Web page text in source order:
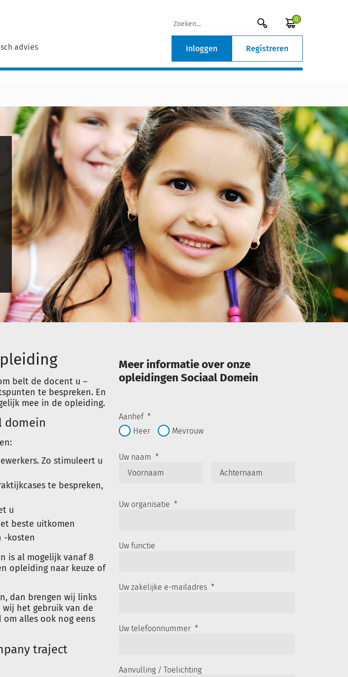
0
advies Inloggen Registreren
belt de docent u –
te bespreken. En
mee in de opleiding.
domein
Zo stimuleert u
te bespreken,
u
beste uitkomen
-kosten
is al mogelijk vanaf 8
opleiding naar keuze of
dan brengen wij links
het gebruik van de
om alles ook nog eens
traject
Meer informatie over onze
opleidingen Sociaal Domein
Aanhef *
Heer
Mevrouw
Uw naam *
Voornaam
Uw organisatie *
Uw functie
Uw zakelijke e-mailadres *
Uw telefoonnummer *
Aanvulling / Toelichting